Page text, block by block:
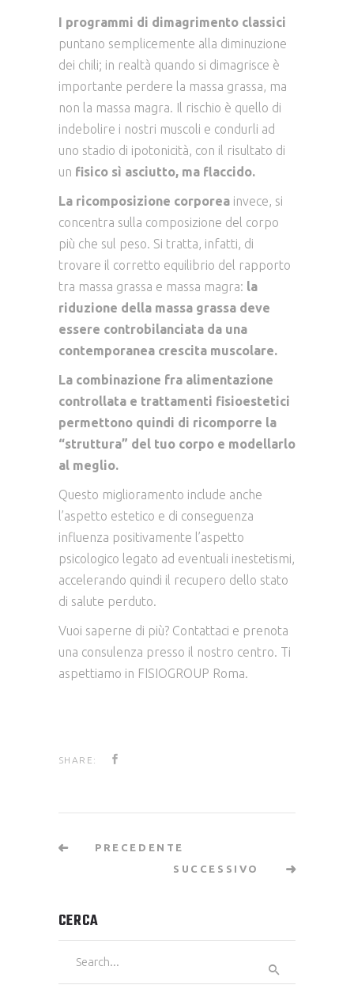
I programmi di dimagrimento classici
puntano semplicemente alla diminuzione
dei chili; in realtà quando si dimagrisce è
importante perdere la massa grassa, ma
non la massa magra. Il rischio è quello di
indebolire i nostri muscoli e condurli ad
uno stadio di ipotonicità, con il risultato di
un fisico sì asciutto, ma flaccido.
La ricomposizione corporea invece, si
concentra sulla composizione del corpo
più che sul peso. Si tratta, infatti, di
trovare il corretto equilibrio del rapporto
tra massa grassa e massa magra: la
riduzione della massa grassa deve
essere controbilanciata da una
contemporanea crescita muscolare.
La combinazione fra alimentazione
controllata e trattamenti fisioestetici
permettono quindi di ricomporre la
“struttura” del tuo corpo e modellarlo
al meglio.
Questo miglioramento include anche
l’aspetto estetico e di conseguenza
influenza positivamente l’aspetto
psicologico legato ad eventuali inestetismi,
accelerando quindi il recupero dello stato
di salute perduto.
Vuoi saperne di più? Contattaci e prenota
una consulenza presso il nostro centro. Ti
aspettiamo in FISIOGROUP Roma.
SHARE:
PRECEDENTE
SUCCESSIVO
CERCA